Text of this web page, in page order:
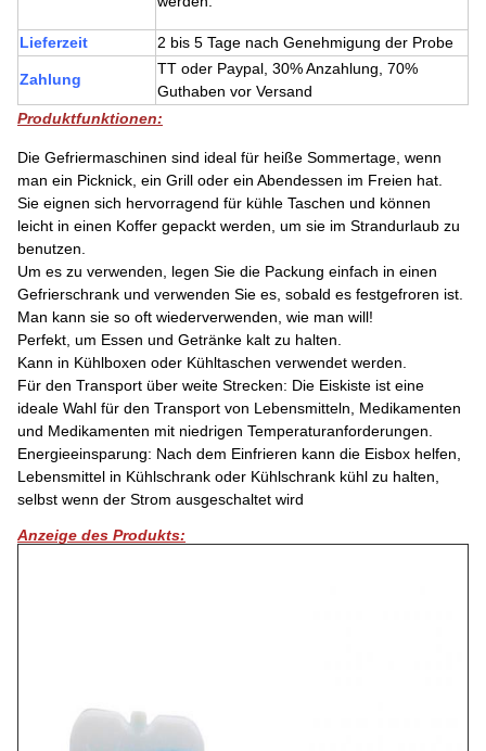
Lieferzeit 2 bis 5 Tage nach Genehmigung der Probe
Zahlung
TT oder Paypal, 30% Anzahlung, 70%
Guthaben vor Versand
Produktfunktionen:
Die Gefriermaschinen sind ideal für heiße Sommertage, wenn
man ein Picknick, ein Grill oder ein Abendessen im Freien hat.
Sie eignen sich hervorragend für kühle Taschen und können
leicht in einen Koffer gepackt werden, um sie im Strandurlaub zu
benutzen.
Um es zu verwenden, legen Sie die Packung einfach in einen
Gefrierschrank und verwenden Sie es, sobald es festgefroren ist.
Man kann sie so oft wiederverwenden, wie man will!
Perfekt, um Essen und Getränke kalt zu halten.
Kann in Kühlboxen oder Kühltaschen verwendet werden.
Für den Transport über weite Strecken: Die Eiskiste ist eine
ideale Wahl für den Transport von Lebensmitteln, Medikamenten
und Medikamenten mit niedrigen Temperaturanforderungen.
Energieeinsparung: Nach dem Einfrieren kann die Eisbox helfen,
Lebensmittel in Kühlschrank oder Kühlschrank kühl zu halten,
selbst wenn der Strom ausgeschaltet wird
Anzeige des Produkts: